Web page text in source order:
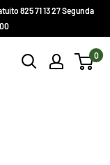
825 71 13 27 Segunda
0